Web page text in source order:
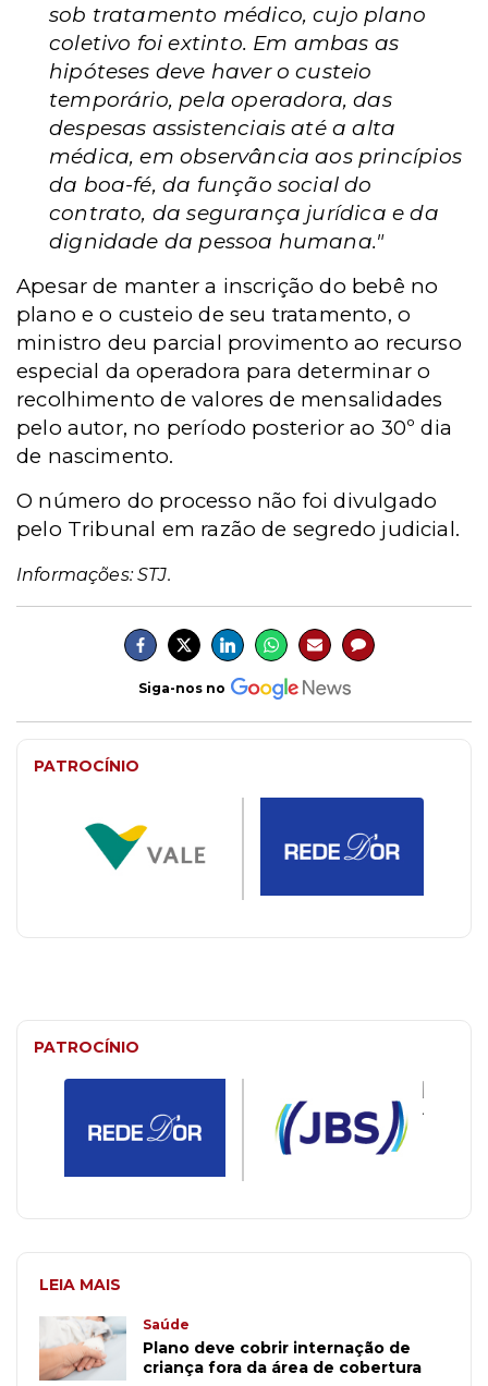
sob tratamento médico, cujo plano
coletivo foi extinto. Em ambas as
hipóteses deve haver o custeio
temporário, pela operadora, das
despesas assistenciais até a alta
médica, em observância aos princípios
da boa-fé, da função social do
contrato, da segurança jurídica e da
dignidade da pessoa humana."
Apesar de manter a inscrição do bebê no
plano e o custeio de seu tratamento, o
ministro deu parcial provimento ao recurso
especial da operadora para determinar o
recolhimento de valores de mensalidades
pelo autor, no período posterior ao 30º dia
de nascimento.
O número do processo não foi divulgado
pelo Tribunal em razão de segredo judicial.
Informações: STJ.
Siga-nos no
PATROCÍNIO
PATROCÍNIO
LEIA MAIS
Saúde
Plano deve cobrir internação de
criança fora da área de cobertura